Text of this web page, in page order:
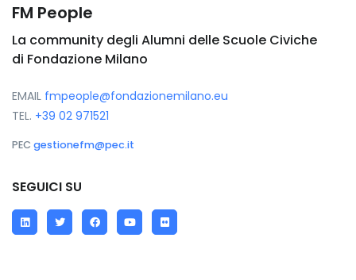
FM People
La community degli Alumni delle Scuole Civiche
di Fondazione Milano
EMAIL fmpeople@fondazionemilano.eu
TEL. +39 02 971521
PEC gestionefm@pec.it
SEGUICI SU
LinkedInTwitterFacebookYouTube
Flickr